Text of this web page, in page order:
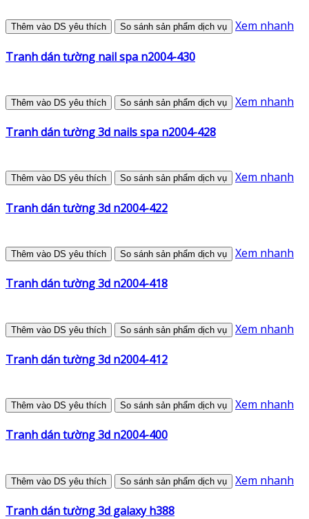
Thêm vào DS yêu thích So sánh sản phẩm dịch vụ Xem nhanh
Tranh dán tường nail spa n2004-430
Thêm vào DS yêu thích So sánh sản phẩm dịch vụ Xem nhanh
Tranh dán tường 3d nails spa n2004-428
Thêm vào DS yêu thích So sánh sản phẩm dịch vụ Xem nhanh
Tranh dán tường 3d n2004-422
Thêm vào DS yêu thích So sánh sản phẩm dịch vụ Xem nhanh
Tranh dán tường 3d n2004-418
Thêm vào DS yêu thích So sánh sản phẩm dịch vụ Xem nhanh
Tranh dán tường 3d n2004-412
Thêm vào DS yêu thích So sánh sản phẩm dịch vụ Xem nhanh
Tranh dán tường 3d n2004-400
Thêm vào DS yêu thích So sánh sản phẩm dịch vụ Xem nhanh
Tranh dán tường 3d galaxy h388